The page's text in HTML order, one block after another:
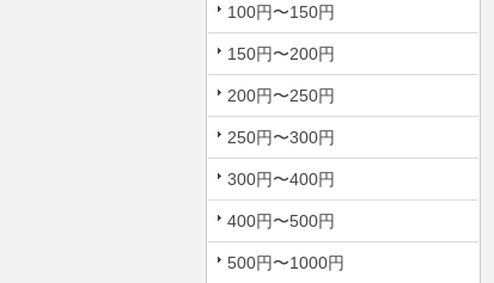
100円〜150円
150円〜200円
200円〜250円
250円〜300円
300円〜400円
400円〜500円
500円〜1000円